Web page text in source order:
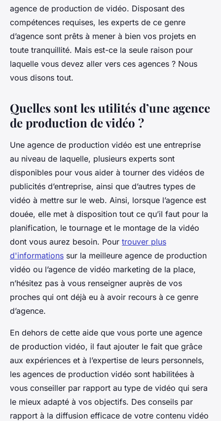
agence de production de vidéo. Disposant des
compétences requises, les experts de ce genre
d’agence sont prêts à mener à bien vos projets en
toute tranquillité. Mais est-ce la seule raison pour
laquelle vous devez aller vers ces agences ? Nous
vous disons tout.
Quelles sont les utilités d’une agence
de production de vidéo ?
Une agence de production vidéo est une entreprise
au niveau de laquelle, plusieurs experts sont
disponibles pour vous aider à tourner des vidéos de
publicités d’entreprise, ainsi que d’autres types de
vidéo à mettre sur le web. Ainsi, lorsque l’agence est
douée, elle met à disposition tout ce qu’il faut pour la
planification, le tournage et le montage de la vidéo
dont vous aurez besoin. Pour trouver plus
d'informations sur la meilleure agence de production
vidéo ou l’agence de vidéo marketing de la place,
n’hésitez pas à vous renseigner auprès de vos
proches qui ont déjà eu à avoir recours à ce genre
d’agence.
En dehors de cette aide que vous porte une agence
de production vidéo, il faut ajouter le fait que grâce
aux expériences et à l’expertise de leurs personnels,
les agences de production vidéo sont habilitées à
vous conseiller par rapport au type de vidéo qui sera
le mieux adapté à vos objectifs. Des conseils par
rapport à la diffusion efficace de votre contenu vidéo